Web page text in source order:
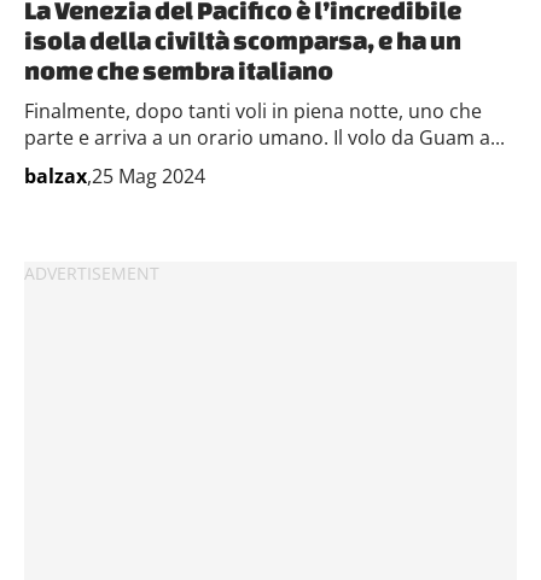
La Venezia del Pacifico è l’incredibile
isola della civiltà scomparsa, e ha un
nome che sembra italiano
Finalmente, dopo tanti voli in piena notte, uno che
parte e arriva a un orario umano. Il volo da Guam a...
balzax,25 Mag 2024